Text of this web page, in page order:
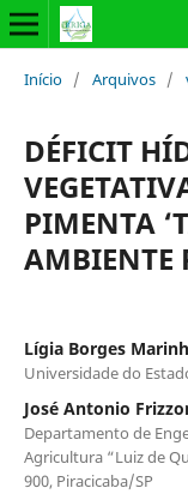
Início / Arquivos /
DÉFICIT
PIMENTA
AMBIENTE
Lígia Borges
Universidade do
José Antonio
Departamento de
Agricultura “Luiz de
900, Piracicaba/SP